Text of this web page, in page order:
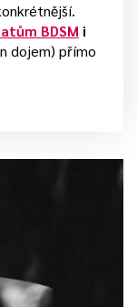
BDSM i
dojem) přímo